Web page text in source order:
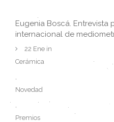
Eugenia Boscá. Entrevista
internacional de
22 Ene in
Cerámica
Novedad
Premios